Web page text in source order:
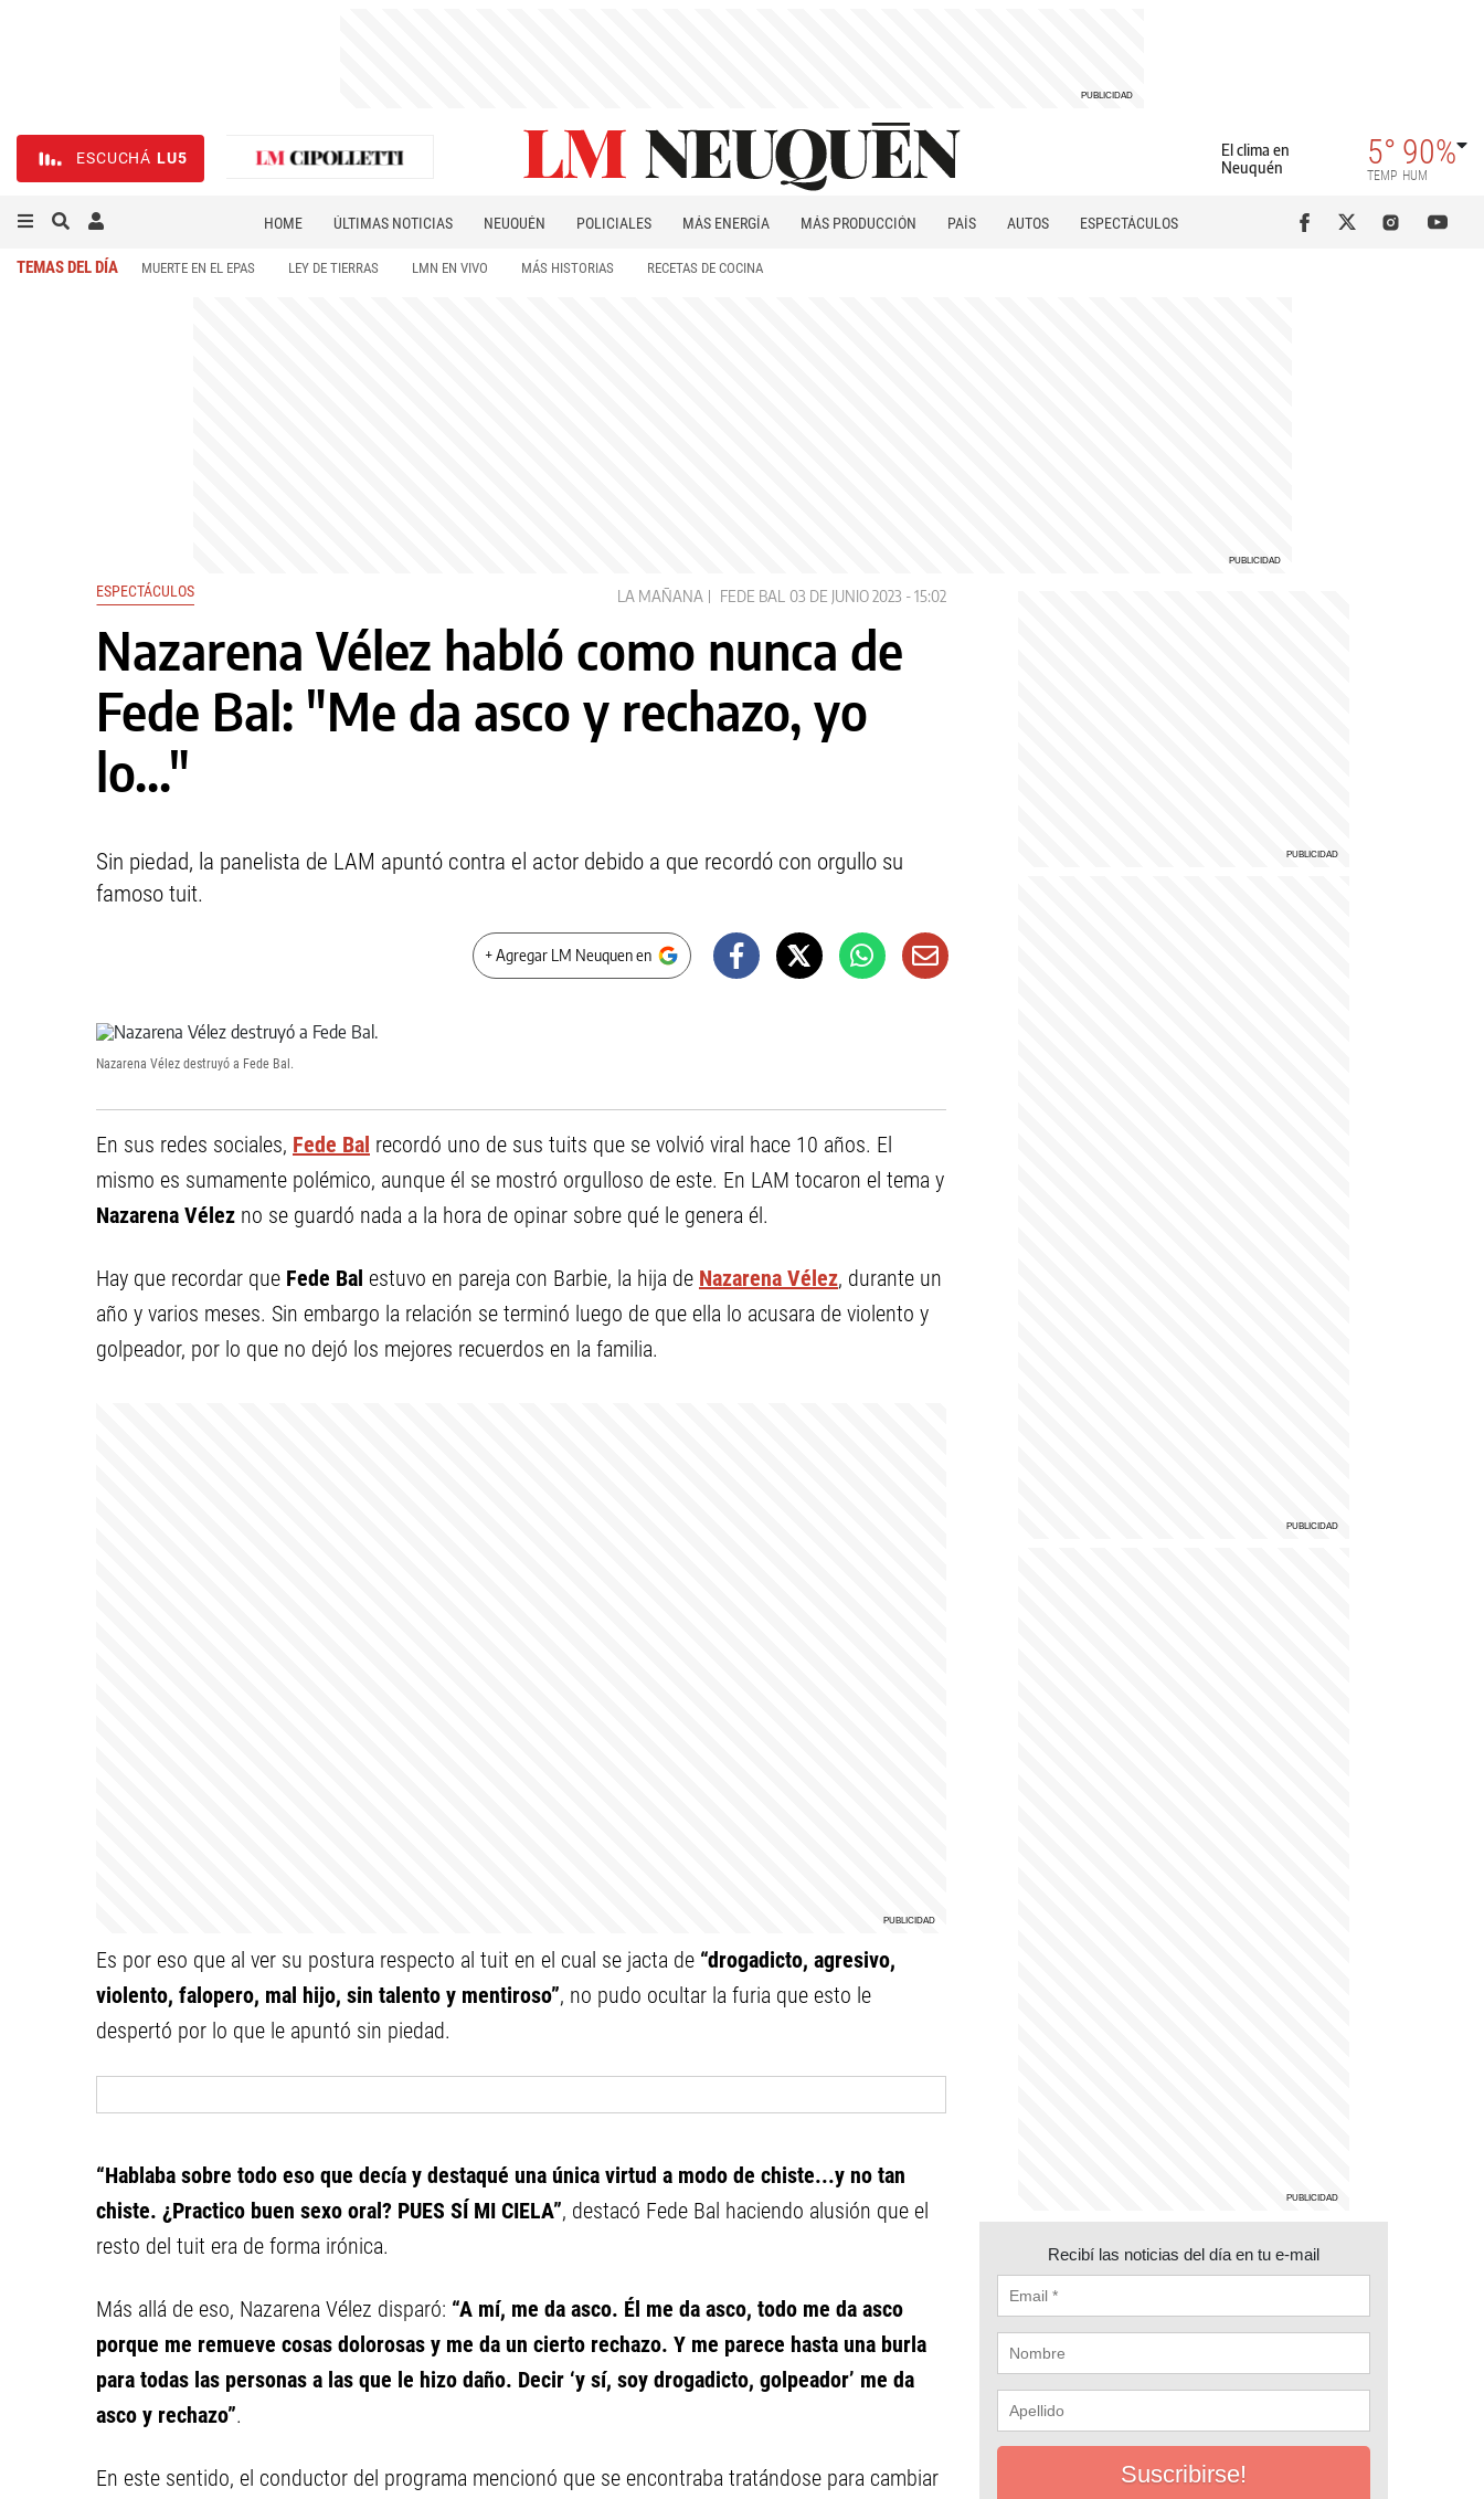
ESCUCHÁ LU5
El clima en
Neuquén
5°
TEMP
90%
HUM
HOME ÚLTIMAS NOTICIAS NEUQUÉN POLICIALES MÁS ENERGÍA MÁS PRODUCCIÓN PAÍS AUTOS
ESPECTÁCULOS
TEMAS DEL DÍA MUERTE EN EL EPAS LEY DE TIERRAS LMN EN VIVO MÁS HISTORIAS RECETAS DE COCINA
ESPECTÁCULOS LA MAÑANA FEDE BAL 03 DE JUNIO 2023 - 15:02
Nazarena Vélez habló como nunca de
Fede Bal: "Me da asco y rechazo, yo
lo..."
Sin piedad, la panelista de LAM apuntó contra el actor debido a que recordó con orgullo su
famoso tuit.
+ Agregar LM Neuquen en
Nazarena Vélez destruyó a Fede Bal.
En sus redes sociales, Fede Bal recordó uno de sus tuits que se volvió viral hace 10 años. El
mismo es sumamente polémico, aunque él se mostró orgulloso de este. En LAM tocaron el tema y
Nazarena Vélez no se guardó nada a la hora de opinar sobre qué le genera él.
Hay que recordar que Fede Bal estuvo en pareja con Barbie, la hija de Nazarena Vélez, durante un
año y varios meses. Sin embargo la relación se terminó luego de que ella lo acusara de violento y
golpeador, por lo que no dejó los mejores recuerdos en la familia.
Es por eso que al ver su postura respecto al tuit en el cual se jacta de “drogadicto, agresivo,
violento, falopero, mal hijo, sin talento y mentiroso”, no pudo ocultar la furia que esto le
despertó por lo que le apuntó sin piedad.
“Hablaba sobre todo eso que decía y destaqué una única virtud a modo de chiste...y no tan
chiste. ¿Practico buen sexo oral? PUES SÍ MI CIELA”, destacó Fede Bal haciendo alusión que el
resto del tuit era de forma irónica.
Más allá de eso, Nazarena Vélez disparó: “A mí, me da asco. Él me da asco, todo me da asco
porque me remueve cosas dolorosas y me da un cierto rechazo. Y me parece hasta una burla
para todas las personas a las que le hizo daño. Decir ‘y sí, soy drogadicto, golpeador’ me da
asco y rechazo”.
En este sentido, el conductor del programa mencionó que se encontraba tratándose para cambiar
Recibí las noticias del día en tu e-mail